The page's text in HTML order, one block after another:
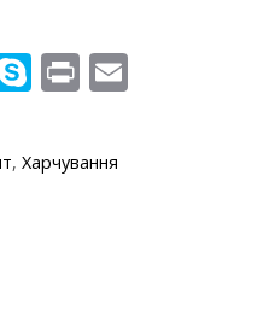
S
y
p
Pr
t
, Харчування